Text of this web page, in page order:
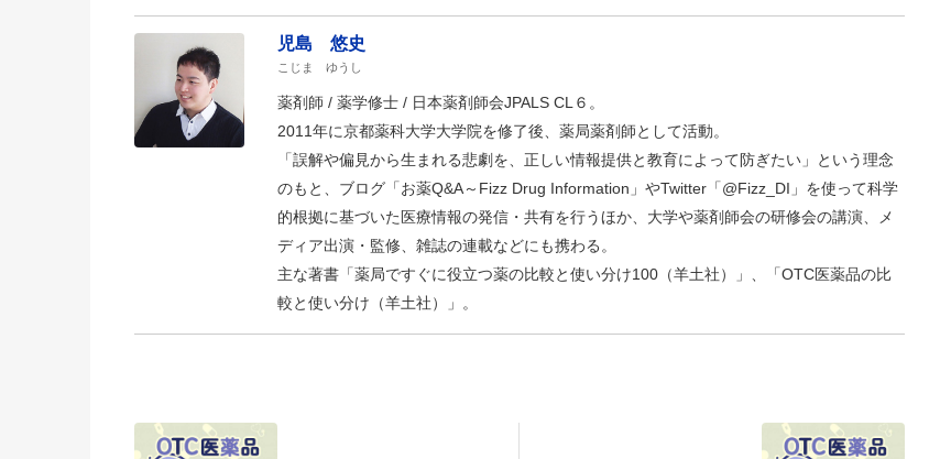
児島 悠史
こじま ゆうし
薬剤師 / 薬学修士 / 日本薬剤師会JPALS CL６。
2011年に京都薬科大学大学院を修了後、薬局薬剤師として活動。
「誤解や偏見から生まれる悲劇を、正しい情報提供と教育によって防ぎたい」という理念
のもと、ブログ「お薬Q&A～Fizz Drug Information」やTwitter「@Fizz_DI」を使って科学
的根拠に基づいた医療情報の発信・共有を行うほか、大学や薬剤師会の研修会の講演、メ
ディア出演・監修、雑誌の連載などにも携わる。
主な著書「薬局ですぐに役立つ薬の比較と使い分け100（羊土社）」、「OTC医薬品の比
較と使い分け（羊土社）」。